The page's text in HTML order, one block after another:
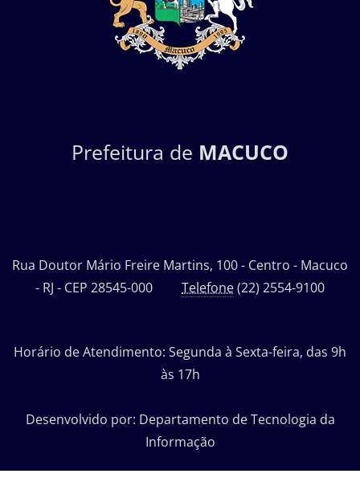
Prefeitura de MACUCO
Rua Doutor Mário Freire Martins, 100 - Centro - Macuco
- RJ - CEP 28545-000 Telefone(22) 2554-9100
Horário de Atendimento: Segunda à Sexta-feira, das 9h
às 17h
Desenvolvido por: Departamento de Tecnologia da
Informação